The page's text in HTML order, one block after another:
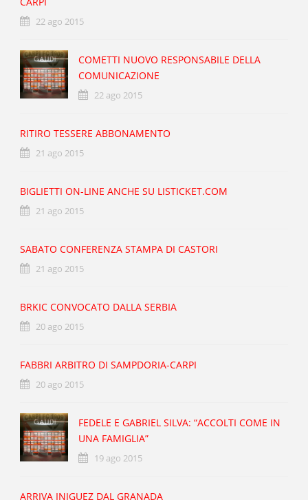
22 ago 2015
COMETTI NUOVO RESPONSABILE DELLA
COMUNICAZIONE
22 ago 2015
RITIRO TESSERE ABBONAMENTO
21 ago 2015
BIGLIETTI ON-LINE ANCHE SU LISTICKET.COM
21 ago 2015
SABATO CONFERENZA STAMPA DI CASTORI
21 ago 2015
BRKIC CONVOCATO DALLA SERBIA
20 ago 2015
FABBRI ARBITRO DI SAMPDORIA-CARPI
20 ago 2015
FEDELE E GABRIEL SILVA: “ACCOLTI COME IN
UNA FAMIGLIA”
19 ago 2015
ARRIVA INIGUEZ DAL GRANADA